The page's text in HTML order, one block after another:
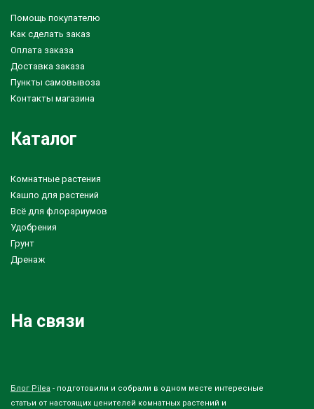
Помощь покупателю
Как сделать заказ
Оплата заказа
Доставка заказа
Пункты самовывоза
Контакты магазина
Каталог
Комнатные растения
Кашпо для растений
Всё для флорариумов
Удобрения
Грунт
Дренаж
На связи
Блог Pilea - подготовили и собрали в одном месте интересные
статьи от настоящих ценителей комнатных растений и